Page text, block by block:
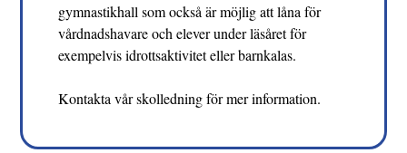
gymnastikhall som också är möjlig att låna för
vårdnadshavare och elever under läsåret för
exempelvis idrottsaktivitet eller barnkalas.
Kontakta vår skolledning för mer information.